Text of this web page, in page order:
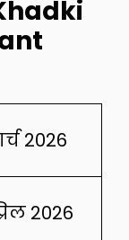
2026
2026